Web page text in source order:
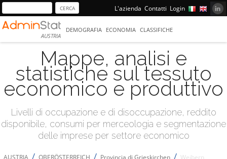
L'azienda Contatti Login
AUSTRIA
DEMOGRAFIA ECONOMIA CLASSIFICHE
Mappe, analisi e
statistiche sul tessuto
economico e produttivo
Livelli di occupazione e di disoccupazione, reddito
disponibile, consumi per merceologia e segmentazione
delle imprese per settore economico
AUSTRIA / OBERÖSTERREICH / Provincia di Grieskirchen / Weibern